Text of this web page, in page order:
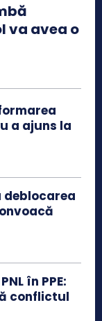
va avea o
a ajuns la
deblocarea
în PPE:
conflictul